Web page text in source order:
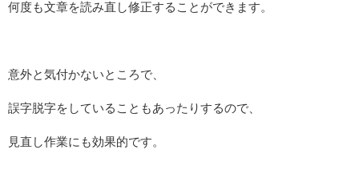
何度も文章を読み直し修正することができます。
意外と気付かないところで、
誤字脱字をしていることもあったりするので、
見直し作業にも効果的です。